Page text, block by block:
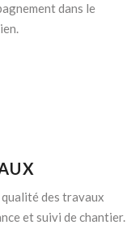
dans le
des travaux
et suivi de chantier.